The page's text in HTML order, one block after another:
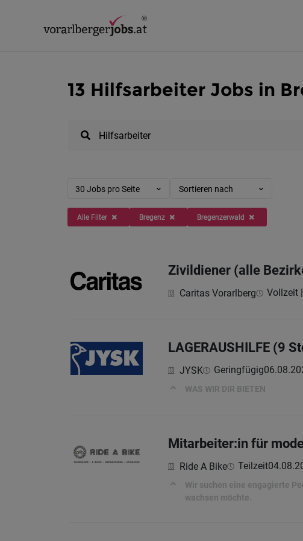
13 Hilfsarbeiter Jobs in
30 Jobs pro Seite Sortieren nach
Alle Filter Bregenz Bregenzerwald
Zivildiener (alle
Caritas Vorarlberg Vollzeit
LAGERAUSHILFE (9
JYSK Geringfügig
WAS WIR DIR BIETEN
Mitarbeiter:in für
Ride A Bike Teilzeit
Wir suchen eine engagierte
wachsen möchte.